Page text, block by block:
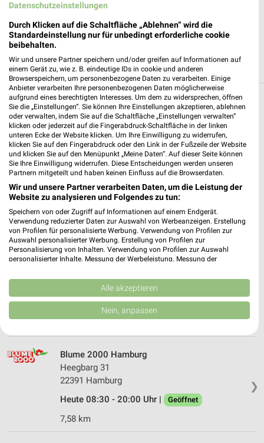
JETZT LADEN UND SPAREN!
Filialen in der Umgebung
3 Filialen
Blume 2000 Hamburg
Krohnstieg 2
22415 Hamburg
Heute 09:00 - 19:00 Uhr | Geöffnet
4,90 km
Blume 2000 Hamburg
22335 Hamburg
Heute 09:00 - 19:00 Uhr | Geöffnet
7,48 km
❯
Blume 2000 Hamburg
Heegbarg 31
22391 Hamburg
Heute 08:30 - 20:00 Uhr |
Geöffnet
7,58 km
Datenschutzeinstellungen
Durch Klicken auf die Schaltfläche „Ablehnen“ wird die
Standardeinstellung nur für unbedingt erforderliche cookie
beibehalten.
Wir und unsere Partner speichern und/oder greifen auf Informationen auf
einem Gerät zu, wie z. B. eindeutige IDs in cookie und anderen
Browserspeichern, um personenbezogene Daten zu verarbeiten. Einige
Anbieter verarbeiten Ihre personenbezogenen Daten möglicherweise
aufgrund eines berechtigten Interesses. Um dem zu widersprechen, öffnen
Sie die „Einstellungen“. Sie können Ihre Einstellungen akzeptieren, ablehnen
oder verwalten, indem Sie auf die Schaltfläche „Einstellungen verwalten“
klicken oder jederzeit auf die Fingerabdruck-Schaltfläche in der linken
unteren Ecke der Website klicken. Um Ihre Einwilligung zu widerrufen,
klicken Sie auf den Fingerabdruck oder den Link in der Fußzeile der Website
und klicken Sie auf den Menüpunkt „Meine Daten“. Auf dieser Seite können
Sie Ihre Einwilligung widerrufen. Diese Entscheidungen werden unseren
Partnern mitgeteilt und haben keinen Einfluss auf die Browserdaten.
Wir und unsere Partner verarbeiten Daten, um die Leistung der
Website zu analysieren und Folgendes zu tun:
Speichern von oder Zugriff auf Informationen auf einem Endgerät.
Verwendung reduzierter Daten zur Auswahl von Werbeanzeigen. Erstellung
von Profilen für personalisierte Werbung. Verwendung von Profilen zur
Auswahl personalisierter Werbung. Erstellung von Profilen zur
Personalisierung von Inhalten. Verwendung von Profilen zur Auswahl
personalisierter Inhalte. Messung der Werbeleistung. Messung der
Kombinationen von Daten aus verschiedenen Quellen. Entwicklung und
Verbesserung der Angebote. Verwendung reduzierter Daten zur Auswahl
von Inhalten.
Daten können außerhalb der Europäischen Union weitergegeben und in die
USA gesendet werden.
Website/App.
Partnerliste anzeigen (1 IAB-Anbieter)
Wir nutzen Ihre Daten für folgende Zwecke:
IAB-Verarbeitungszwecke:
Speichern von oder Zugriff auf Informationen
Alle akzeptieren
Nein, anpassen